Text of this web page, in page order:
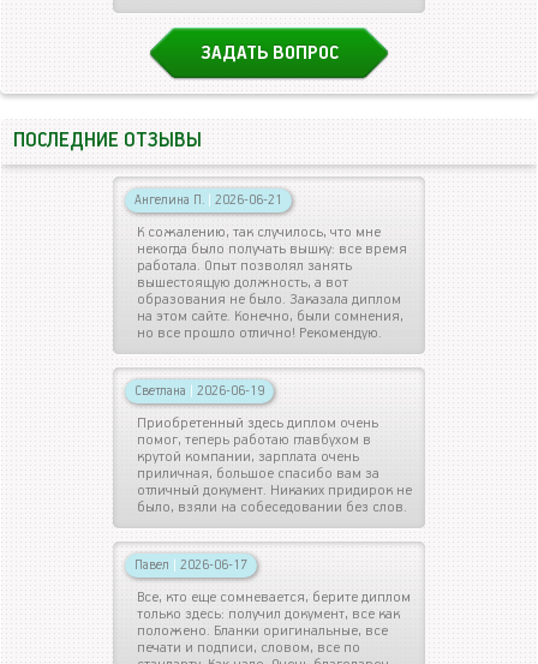
ЗАДАТЬ ВОПРОС
ПОСЛЕДНИЕ ОТЗЫВЫ
Ангелина П. | 2026-06-21
К сожалению, так случилось, что мне
некогда было получать вышку: все время
работала. Опыт позволял занять
вышестоящую должность, а вот
образования не было. Заказала диплом
на этом сайте. Конечно, были сомнения,
но все прошло отлично! Рекомендую.
Светлана | 2026-06-19
Приобретенный здесь диплом очень
помог, теперь работаю главбухом в
крутой компании, зарплата очень
приличная, большое спасибо вам за
отличный документ. Никаких придирок не
было, взяли на собеседовании без слов.
Павел | 2026-06-17
Все, кто еще сомневается, берите диплом
только здесь: получил документ, все как
положено. Бланки оригинальные, все
печати и подписи, словом, все по